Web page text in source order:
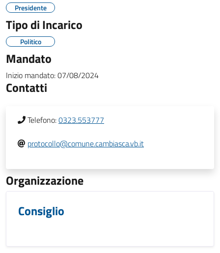
Presidente
Tipo di Incarico
Politico
Mandato
Inizio mandato:07/08/2024
Contatti
Telefono:0323.553777
protocollo@comune.cambiasca.vb.it
Organizzazione
Consiglio